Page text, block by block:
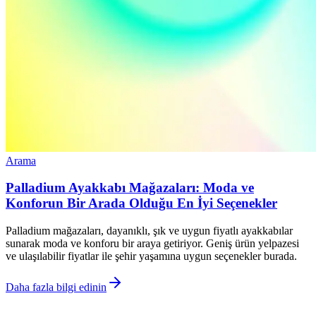
Arama
Palladium Ayakkabı Mağazaları: Moda ve
Konforun Bir Arada Olduğu En İyi Seçenekler
Palladium mağazaları, dayanıklı, şık ve uygun fiyatlı ayakkabılar
sunarak moda ve konforu bir araya getiriyor. Geniş ürün yelpazesi
ve ulaşılabilir fiyatlar ile şehir yaşamına uygun seçenekler burada.
Daha fazla bilgi edinin